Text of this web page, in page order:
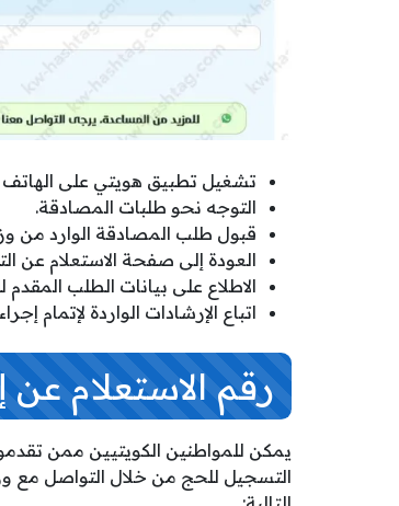
تشغيل تطبيق هويتي على الهاتف
التوجه نحو طلبات المصادقة.
قبول طلب المصادقة الوارد من
العودة إلى صفحة الاستعلام عن
الاطلاع على بيانات الطلب
اتباع الإرشادات الواردة لإتمام
رقم الاستعلام
التسجيل للحج من خلال التواصل مع